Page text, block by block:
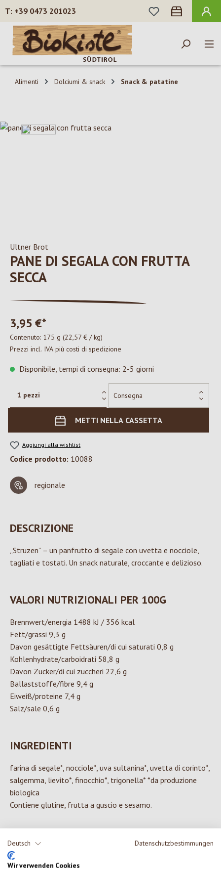
Deutsch Datenschutzbestimmungen
Wir verwenden Cookies
Passa al contenuto principale
+39 0473 201023
HAI 0 ARTICOLI
Alimenti Dolciumi & snack Snack & patatine
Salta la galleria di immagini
Ultner Brot
PANE DI SEGALA CON FRUTTA
SECCA
3,95 €*
Contenuto: 175 g (22,57 € / kg)
Prezzi incl. IVA più costi di spedizione
Disponibile, tempi di consegna: 2-5 giorni
METTI NELLA CASSETTA
Aggiungi alla wishlist
Codice prodotto: 10088
regionale
DESCRIZIONE
„Struzen” – un panfrutto di segale con uvetta e nocciole,
tagliati e tostati. Un snack naturale, croccante e delizioso.
VALORI NUTRIZIONALI PER 100G
Brennwert/energia 1488 kJ / 356 kcal
Fett/grassi 9,3 g
Davon gesättigte Fettsäuren/di cui saturati 0,8 g
Kohlenhydrate/carboidrati 58,8 g
Davon Zucker/di cui zuccheri 22,6 g
Ballaststoffe/fibre 9,4 g
Eiweiß/proteine 7,4 g
Salz/sale 0,6 g
INGREDIENTI
farina di segale*, nocciole*, uva sultanina*, uvetta di corinto*,
salgemma, lievito*, finocchio*, trigonella* *da produzione
biologica
Contiene glutine, frutta a guscio e sesamo.
0 di 0 valutazioni